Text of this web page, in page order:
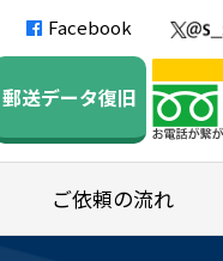
Facebook
郵送データ復旧
ご依頼の流れ